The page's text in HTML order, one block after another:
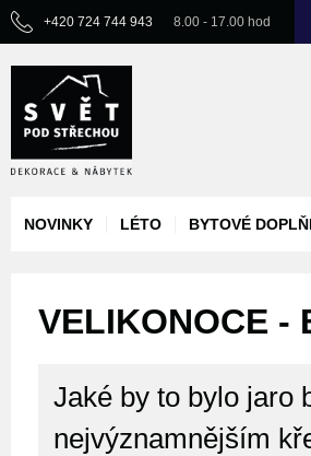
+420 724 744 943 8.00 - 17.00 hod
NOVINKY LÉTO BYTOVÉ
VELIKONOCE -
Jaké by to bylo jaro
nejvýznamnějším